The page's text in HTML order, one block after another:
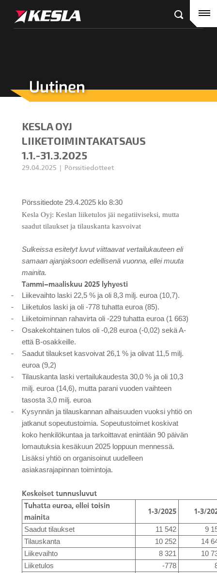
Etusivu
Puutavaranosturit
Harvesterikourat
Kuormaimet
Perävaunut
Sykeprosessori
KESLA-jälleenmyyjät
Ura Keslalla
Tehtaan yhteystiedot
KESLA Defence
Uutinen
KESLA OYJ
LIIKETOIMINTAKATSAUS
1.1.-31.3.2025
29.04.2025 Pörssitiedotteet
Pörssitiedote 29.4.2025 klo 8:30
Kesla Oyj: Keslan liiketulos jäi negatiiviseksi, mutta
saadut tilaukset ja tilauskanta kasvoivat
Sulkeissa esitetyt luvut viittaavat vertailukauteen eli
samaan ajanjaksoon edellisenä vuonna, ellei muuta
mainita.
Tammi−maaliskuu 2025 lyhyesti
-
Liikevaihto laski 22,5 % ja oli 8,3 milj. euroa (10,7).
-
Liiketulos laski ja oli -778 tuhatta euroa (85).
-
Liiketoiminnan rahavirta oli -229 tuhatta euroa (1 663)
-
Osakekohtainen tulos oli -0,28 euroa (-0,02) sekä A-
että B-osakkeille.
-
Saadut tilaukset kasvoivat 26,1 % ja olivat 11,5 milj.
euroa (9,2)
-
Tilauskanta laski vertailukaudesta 30,0 % ja oli 10,3
milj. euroa (14,6), mutta parani vuoden vaihteen
tasosta 3,0 milj. euroa
-
Kysynnän ja tilauskannan alhaisuuden vuoksi yhtiö on
jatkanut sopeutustoimia. Sopeutustoimet koskivat
koko henkilökuntaa ja tarkoittavat enintään 90 päivän
lomautuksia kesäkuun 2025 loppuun mennessä.
Lisäksi yhtiö on organisoinut uudelleen
asiakasrajapinnan toimintoja.
Keskeiset tunnusluvut
Tuhatta euroa, ellei toisin
mainita
1-3/2025 1-3/
Saadut tilaukset 11 542
9
Tilauskanta
10 252
14
Liikevaihto
8 321
10
Liiketulos
-778